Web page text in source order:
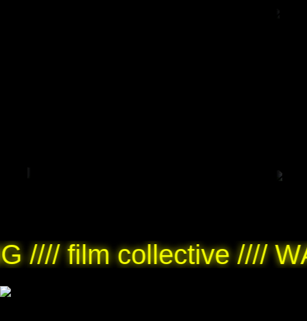
film collective ////